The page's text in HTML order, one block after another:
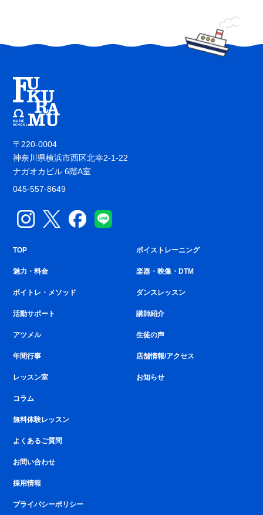
〒220-0004
神奈川県横浜市西区北幸2-1-22
ナガオカビル 6階A室
045-557-8649
TOP
魅力・料金
ボイトレ・メソッド
活動サポート
アツメル
年間行事
レッスン室
ボイストレーニング
楽器・映像・DTM
ダンスレッスン
講師紹介
生徒の声
店舗情報/アクセス
お知らせ
コラム
無料体験レッスン
よくあるご質問
お問い合わせ
採用情報
プライバシーポリシー